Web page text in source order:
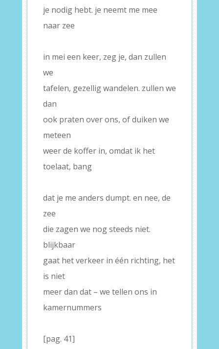
je nodig hebt. je neemt me mee
naar zee
in mei een keer, zeg je, dan zullen
we
tafelen, gezellig wandelen. zullen we
dan
ook praten over ons, of duiken we
meteen
weer de koffer in, omdat ik het
toelaat, bang
dat je me anders dumpt. en nee, de
zee
die zagen we nog steeds niet.
blijkbaar
gaat het verkeer in één richting, het
is niet
meer dan dat – we tellen ons in
kamernummers
[pag. 41]